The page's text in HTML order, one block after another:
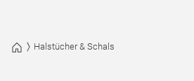
Halstücher & Schals